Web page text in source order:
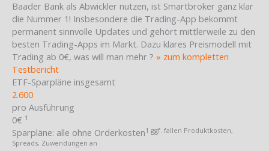
Baader Bank als Abwickler nutzen, ist Smartbroker ganz klar
die Nummer 1! Insbesondere die Trading-App bekommt
permanent sinnvolle Updates und gehört mittlerweile zu den
besten Trading-Apps im Markt. Dazu klares Preismodell mit
Trading ab 0€, was will man mehr ? » zum kompletten
Testbericht
ETF-Sparpläne insgesamt
2.600
pro Ausführung
0€ 1
Sparpläne: alle ohne Orderkosten1 ggf. fallen Produktkosten,
Spreads, Zuwendungen an